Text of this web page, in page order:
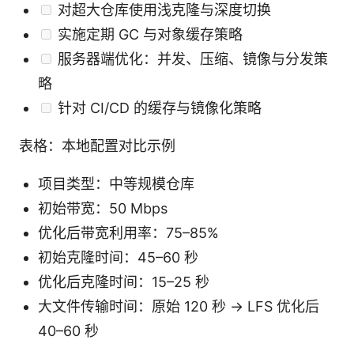
对超大仓库使用浅克隆与深度切换
实施定期 GC 与对象缓存策略
服务器端优化：并发、压缩、镜像与分发策
略
针对 CI/CD 的缓存与镜像化策略
表格：本地配置对比示例
项目类型：中等规模仓库
初始带宽：50 Mbps
优化后带宽利用率：75–85%
初始克隆时间：45–60 秒
优化后克隆时间：15–25 秒
大文件传输时间：原始 120 秒 → LFS 优化后
40–60 秒